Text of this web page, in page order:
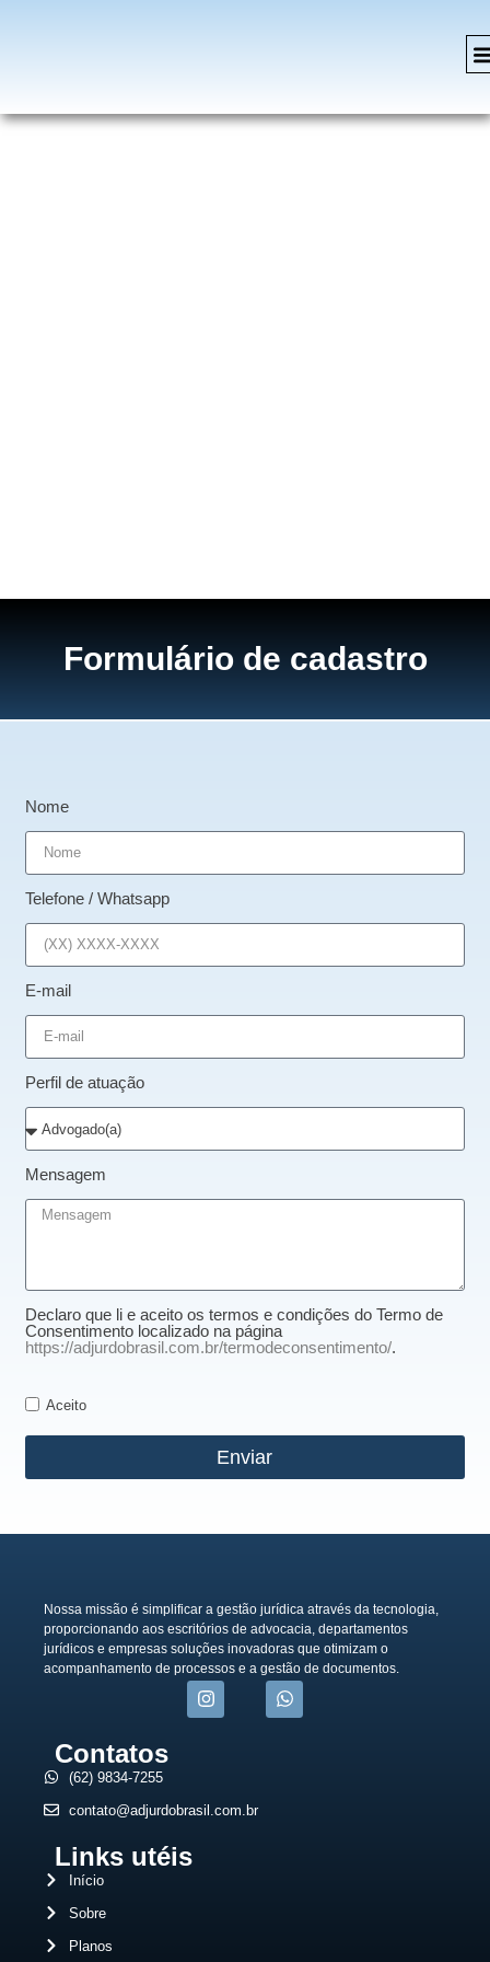
Formulário de cadastro
Nome
Telefone / Whatsapp
E-mail
Perfil de atuação
Mensagem
Declaro que li e aceito os termos e condições do Termo de
Consentimento localizado na página
https://adjurdobrasil.com.br/termodeconsentimento/.
Aceito
Enviar
Nossa missão é simplificar a gestão jurídica através da tecnologia,
proporcionando aos escritórios de advocacia, departamentos
jurídicos e empresas soluções inovadoras que otimizam o
acompanhamento de processos e a gestão de documentos.
Contatos
(62) 9834-7255
contato@adjurdobrasil.com.br
Links utéis
Início
Sobre
Planos